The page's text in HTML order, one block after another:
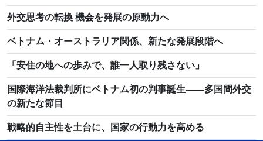
外交思考の転換 機会を発展の原動力へ
ベトナム・オーストラリア関係、新たな発展段階へ
「安住の地への歩みで、誰一人取り残さない」
国際海洋法裁判所にベトナム初の判事誕生――多国間外交
の新たな節目
戦略的自主性を土台に、国家の行動力を高める